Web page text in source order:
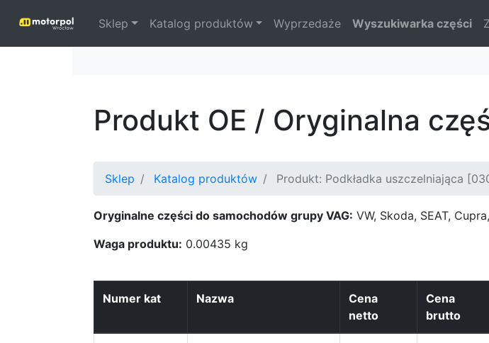
Sklep Katalog produktów Wyprzedaże Wyszukiwarka części
Produkt OE / Oryginalna
Sklep Katalog produktów Produkt: Podkładka uszczelniająca
Oryginalne części do samochodów grupy VAG: VW, Skoda, SEAT,
Waga produktu: 0.00435 kg
Numer kat Nazwa
Cena
netto
Cena
brutto